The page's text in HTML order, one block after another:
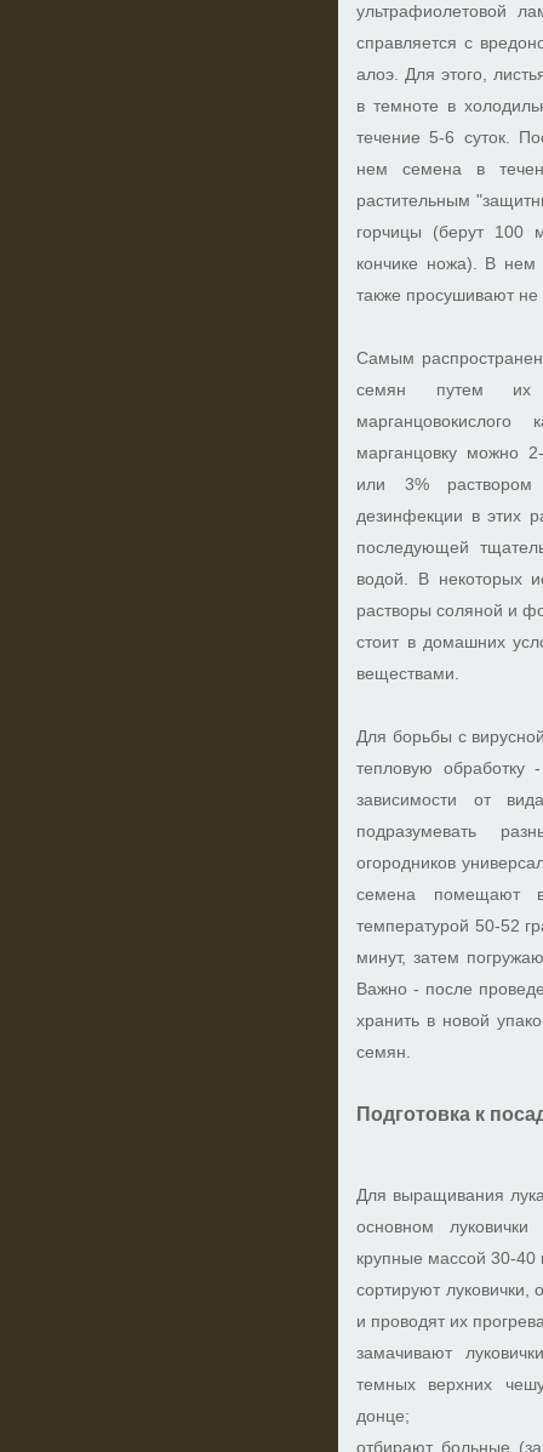
ультрафиолетовой
справляется с
алоэ. Для этого,
в темноте в
течение 5-6 суток.
нем семена в
растительным
горчицы (берут 100
кончике ножа). В нем
также просушивают
Самым
семян путем их
марганцовокислого
марганцовку можно
или 3% раствором
дезинфекции в этих
последующей
водой. В некоторых
растворы соляной и
стоит в домашних
веществами.
Для борьбы с
тепловую обработку
зависимости от
подразумевать
огородников
семена помещают
температурой 50-52
минут, затем
Важно - после
хранить в новой
семян.
Подготовка к
Для выращивания
основном
крупные массой 30-40
сортируют луковички,
и проводят их
замачивают
темных верхних
донце;
отбирают больные